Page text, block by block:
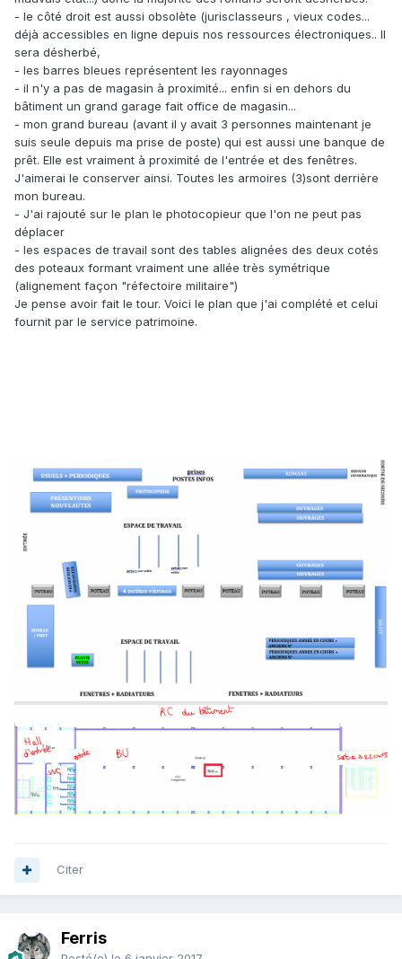
- le côté droit est aussi obsolète (jurisclasseurs , vieux codes...
déjà accessibles en ligne depuis nos ressources électroniques.. Il
sera désherbé,
- les barres bleues représentent les rayonnages
- il n'y a pas de magasin à proximité... enfin si en dehors du
bâtiment un grand garage fait office de magasin...
- mon grand bureau (avant il y avait 3 personnes maintenant je
suis seule depuis ma prise de poste) qui est aussi une banque de
prêt. Elle est vraiment à proximité de l'entrée et des fenêtres.
J'aimerai le conserver ainsi. Toutes les armoires (3)sont derrière
mon bureau.
- J'ai rajouté sur le plan le photocopieur que l'on ne peut pas
déplacer
- les espaces de travail sont des tables alignées des deux cotés
des poteaux formant vraiment une allée très symétrique
(alignement façon "réfectoire militaire")
Je pense avoir fait le tour. Voici le plan que j'ai complété et celui
fournit par le service patrimoine.
Citer
Ferris